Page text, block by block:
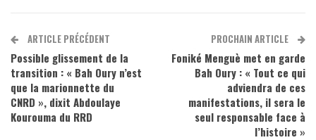
ARTICLE PRÉCÉDENT
Possible glissement de la
transition : « Bah Oury n’est
que la marionnette du
CNRD », dixit Abdoulaye
Kourouma du RRD
PROCHAIN ARTICLE
Foniké Menguè met en garde
Bah Oury : « Tout ce qui
adviendra de ces
manifestations, il sera le
seul responsable face à
l’histoire »